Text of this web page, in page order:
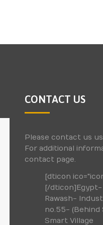
CONTACT US
Please contact us
For additional
contact page.
[dticon
[/dticon]Egypt-
Rawash-
no.55- (Behind
Smart Village